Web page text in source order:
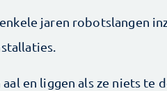
jaren robotslangen
en liggen als ze niets te